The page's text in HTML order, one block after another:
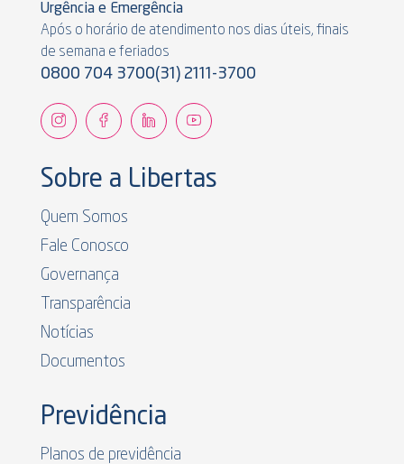
Urgência e Emergência
Após o horário de atendimento nos dias úteis, finais
de semana e feriados
0800 704 3700(31) 2111-3700
Sobre a Libertas
Quem Somos
Fale Conosco
Governança
Transparência
Notícias
Documentos
Previdência
Planos de previdência